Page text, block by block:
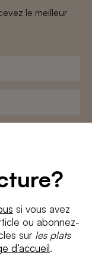
si vous avez
ou abonnez-
sur les plats
d’accueil.
le meilleur
de confidentialité